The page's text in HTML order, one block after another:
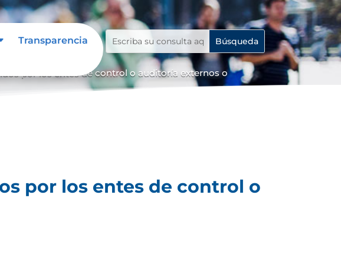
Transparencia
por los entes de control o auditoría externos o
por los entes de control o